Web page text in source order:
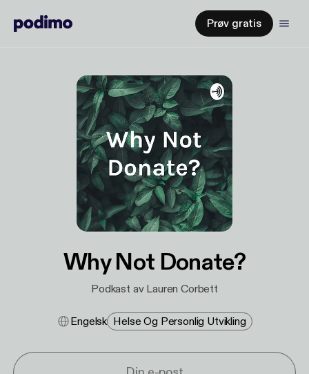
Prøv gratis
Why Not Donate?
Podkast av Lauren Corbett
Engelsk Helse Og Personlig Utvikling